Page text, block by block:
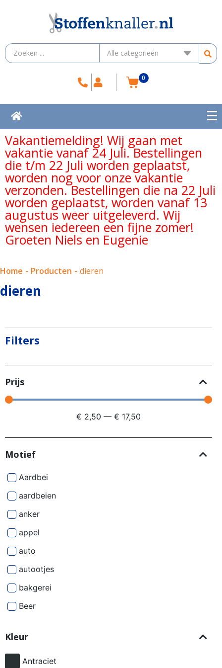
0
Vakantiemelding! Wij gaan met
vakantie vanaf 24 Juli. Bestellingen
die t/m 22 Juli worden geplaatst,
worden nog voor onze vakantie
verzonden. Bestellingen die na 22 Juli
worden geplaatst, worden vanaf 13
augustus weer uitgeleverd. Wij
wensen iedereen een fijne zomer!
Groeten Niels en Eugenie
Home - Producten - dieren
dieren
Filters
Prijs
€ 2,50 — € 17,50
Motief
Aardbei
aardbeien
anker
appel
auto
autootjes
bakgerei
Beer
besjes
bier
Kleur
Antraciet